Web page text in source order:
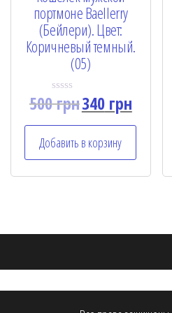
портмоне Baellerry
(Бейлери). Цвет:
Коричневый темный.
(05)
R
a
d
o
u
500грн340грн
Добавить в корзину